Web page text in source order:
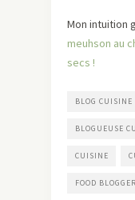
Mon intuition
meuhson au
secs !
BLOG CUISINE
BLOGUEUSE
CUISINE
FOOD BLOGGER